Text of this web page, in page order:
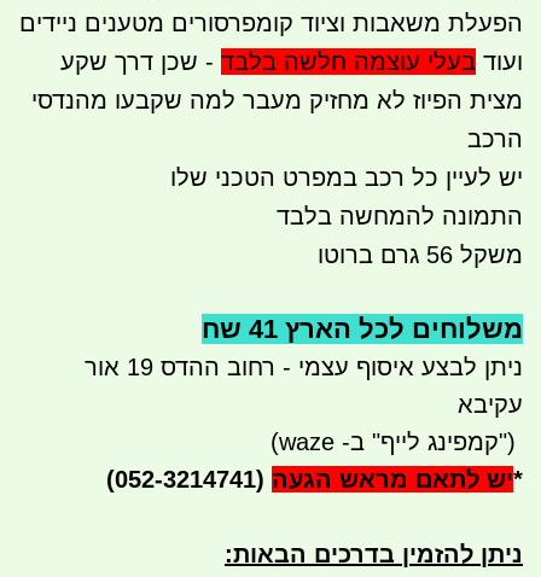
הפעלת משאבות וציוד קומפרסורים מטענים ניידים
ועוד בעלי עוצמה חלשה בלבד - שכן דרך שקע
מצית הפיוז לא מחזיק מעבר למה שקבעו מהנדסי
הרכב
יש לעיין כל רכב במפרט הטכני שלו
התמונה להמחשה בלבד
משקל 56 גרם ברוטו
משלוחים לכל הארץ 41 שח
ניתן לבצע איסוף עצמי - רחוב ההדס 19 אור
עקיבא
")קמפינג לייף" ב- waze)
*יש לתאם מראש הגעה (052-3214741)
ניתן להזמין בדרכים הבאות: